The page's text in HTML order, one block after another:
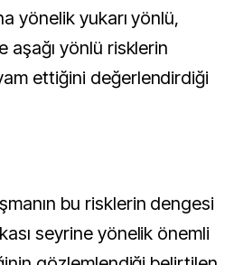
yönelik yukarı yönlü,
aşağı yönlü risklerin
ettiğini değerlendirdiği
bu risklerin dengesi
seyrine yönelik önemli